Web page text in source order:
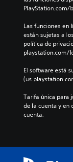
PlayStation.com/
Las funciones en
están sujetas a
política de
playstation.com/
El software está
Tarifa única para
de la cuenta y en
cuenta.